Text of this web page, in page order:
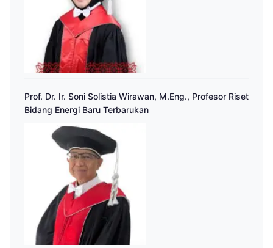
Prof. Dr. Ir. Soni Solistia Wirawan, M.Eng., Profesor Riset
Bidang Energi Baru Terbarukan